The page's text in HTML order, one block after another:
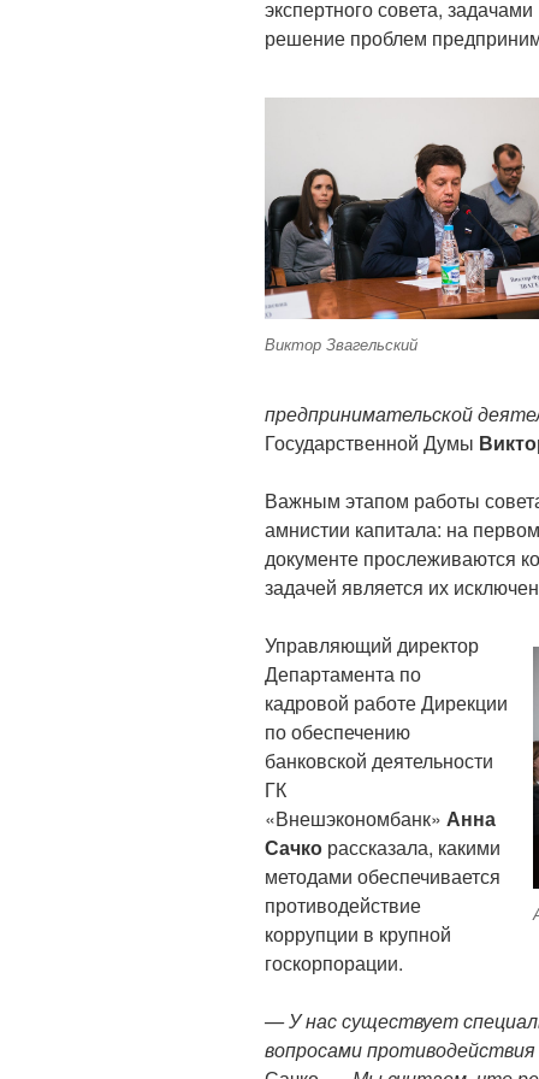
экспертного совета,
решение проблем
Виктор Звагельский
предпринимательской
Государственной Думы
Важным этапом работы
амнистии капитала: на
документе прослеживаются
задачей является их
Управляющий директор
Департамента по
кадровой работе Дирекции
по обеспечению
банковской деятельности
ГК
«Внешэкономбанк» Анна
Сачко рассказала, какими
методами обеспечивается
противодействие
коррупции в крупной
госкорпорации.
— У нас существует
вопросами противодействия